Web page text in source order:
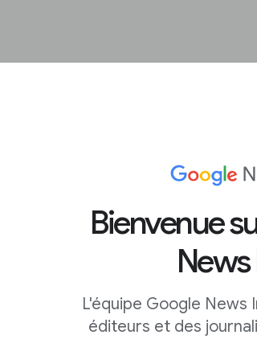
Bienvenue
L'équipe Google News
éditeurs et des
vérification
une recherche par image, vous
pour voir où et quand elle a été